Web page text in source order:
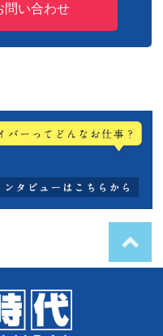
問い合わせ